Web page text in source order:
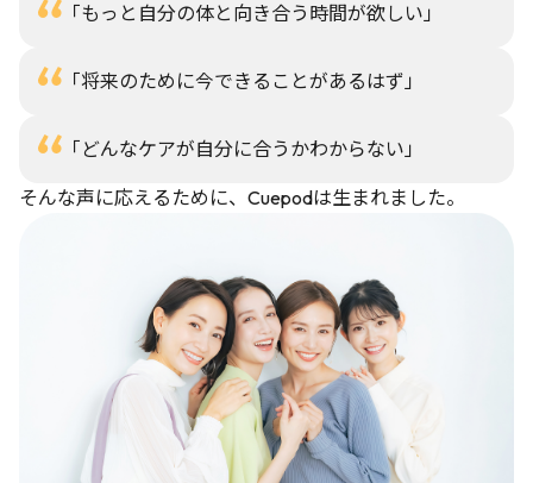
利用規約・プライバシーポリシーに同意のうえ、
「もっと自分の体と向き合う時間が欲しい」
「将来のために今できることがあるはず」
「どんなケアが自分に合うかわからない」
そんな声に応えるために、Cuepodは生まれました。